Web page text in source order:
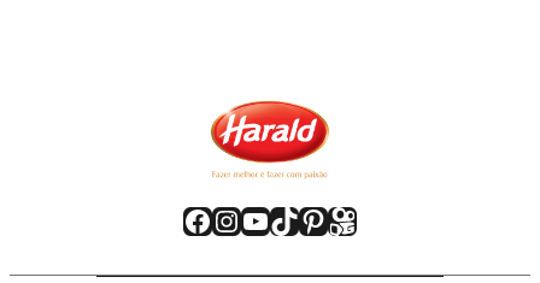
Facebook
Instagram
Youtube
TikTok
Pinterest
Kwai